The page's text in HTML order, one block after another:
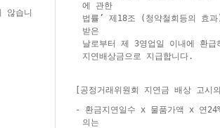
습니
에 관한
법률’ 제18조 (청약철회등의 효
받은
날로부터 제 3영업일 이내에 환
지연배상금으로 지급합니다.
[공정거래위원회 지연금 배상 고시
- 환금지연일수 x 물품가액 x 연
의는